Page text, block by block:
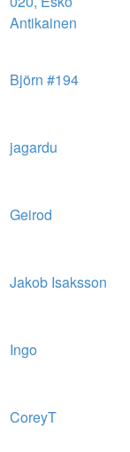
Antikainen
Björn #194
jagardu
Geirod
Jakob Isaksson
Ingo
CoreyT